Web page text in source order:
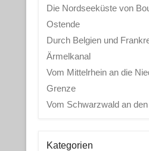
Die Nordseeküste von
Ostende
Durch Belgien und
Ärmelkanal
Vom Mittelrhein an die
Grenze
Vom Schwarzwald an
Kategorien